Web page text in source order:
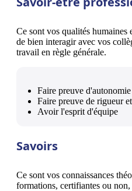
Ce sont vos qualités humaines
de bien interagir avec vos
travail en règle générale.
Faire preuve d'autonomie
Faire preuve de rigueur
Avoir l'esprit d'équipe
Savoirs
Ce sont vos connaissances
formations, certifiantes ou non,